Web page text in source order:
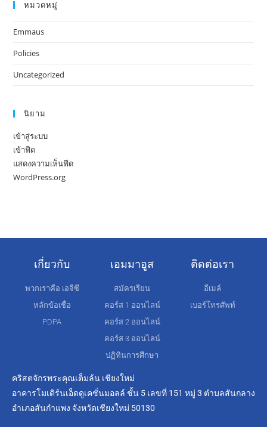
หมวดหมู่
Emmaus
Policies
Uncategorized
นิยาม
เข้าสู่ระบบ
เข้าฟีด
แสดงความเห็นฟีด
WordPress.org
เกี่ยวกับ
พวกเราคือ เอจีซี
หลักข้อเชื่อ
PDPA
เอมมาอูส
สมัครเรียน
คอร์ส 1 ออนไลน์
คอร์ส 2 ออนไลน์
คอร์ส 3 ออนไลน์
ปฏิทินการศึกษา
ติดต่อเรา
อีเมล์
เบอร์โทรศัพท์
คริสตจักรพระคุณเต็มล้น เชียงใหม่
อาคารโมเดิร์นเอ็ดดูเคชั่นมอลล์ ชั้น 5 เลขที่ 151 หมู่ 3 ตำบลสันกลาง
อำเภอสันกำแพง จังหวัดเชียงใหม่ 50130